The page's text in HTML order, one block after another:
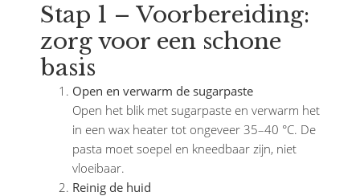
Stap 1 – Voorbereiding:
zorg voor een schone
basis
Open en verwarm de sugarpaste
Open het blik met sugarpaste en verwarm het
in een wax heater tot ongeveer 35–40 °C. De
pasta moet soepel en kneedbaar zijn, niet
vloeibaar.
Reinig de huid